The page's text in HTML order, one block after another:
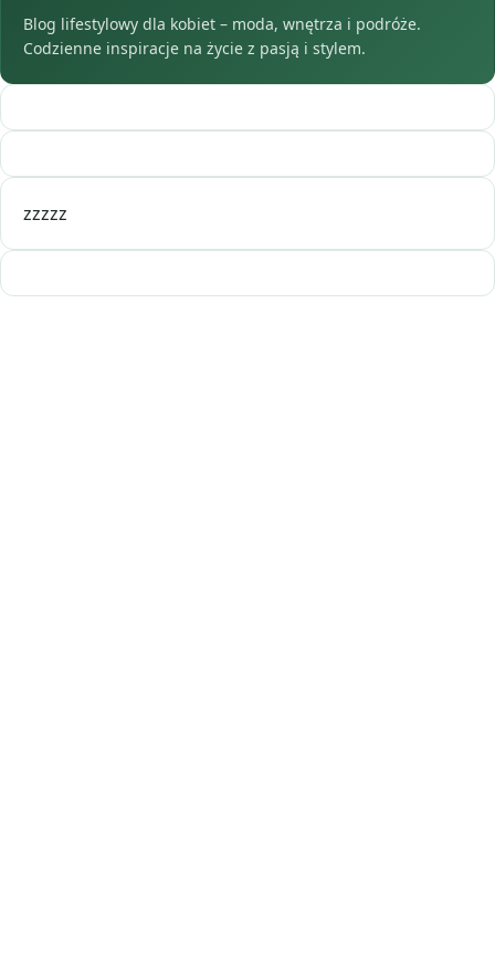
Blog lifestylowy dla kobiet – moda, wnętrza i podróże.
Codzienne inspiracje na życie z pasją i stylem.
zzzzz